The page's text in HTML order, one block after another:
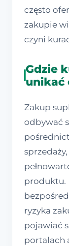
często
zakupie
czyni
Gdzie
unikać
Zakup
odbywać
produktu.
ryzyka
pojawiać
portalach